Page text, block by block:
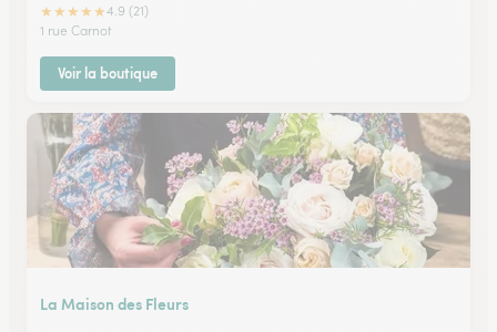
★★★★★4.9 (21)
1 rue Carnot
Voir la boutique
La Maison des Fleurs